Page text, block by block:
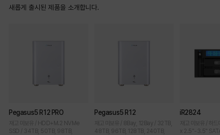
새롭게 출시된 제품을 소개합니다.
Pegasus5 R12 PRO
재고 미보유 / HDD+M.2 NVMe
SSD / 34TB, 50TB, 98TB,
Pegasus5 R12
재고 미보유 / 8Bay, 12Bay / 32TB,
48TB, 96TB, 128TB, 240TB,
iR2824
재고 미보유 / 하
x 2.5"-3.5"